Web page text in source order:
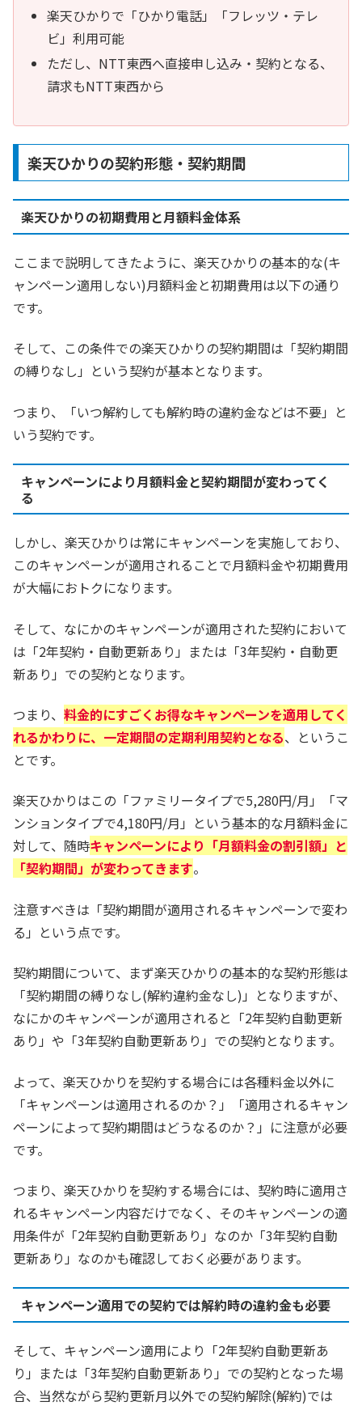
楽天ひかりで「ひかり電話」「フレッツ・テレ
ビ」利用可能
ただし、NTT東西へ直接申し込み・契約となる、
請求もNTT東西から
楽天ひかりの契約形態・契約期間
楽天ひかりの初期費用と月額料金体系
ここまで説明してきたように、楽天ひかりの基本的な(キ
ャンペーン適用しない)月額料金と初期費用は以下の通り
です。
そして、この条件での楽天ひかりの契約期間は「契約期間
の縛りなし」という契約が基本となります。
つまり、「いつ解約しても解約時の違約金などは不要」と
いう契約です。
キャンペーンにより月額料金と契約期間が変わってく
る
しかし、楽天ひかりは常にキャンペーンを実施しており、
このキャンペーンが適用されることで月額料金や初期費用
が大幅におトクになります。
そして、なにかのキャンペーンが適用された契約において
は「2年契約・自動更新あり」または「3年契約・自動更
新あり」での契約となります。
つまり、 料金的にすごくお得なキャンペーンを適用してく
れるかわりに、一定期間の定期利用契約となる、というこ
とです。
楽天ひかりはこの「ファミリータイプで5,280円/月」「マ
ンションタイプで4,180円/月」という基本的な月額料金に
対して、随時キャンペーンにより「月額料金の割引額」と
「契約期間」が変わってきます。
注意すべきは「契約期間が適用されるキャンペーンで変わ
る」という点です。
契約期間について、まず楽天ひかりの基本的な契約形態は
「契約期間の縛りなし(解約違約金なし)」となりますが、
なにかのキャンペーンが適用されると「2年契約自動更新
あり」や「3年契約自動更新あり」での契約となります。
よって、楽天ひかりを契約する場合には各種料金以外に
「キャンペーンは適用されるのか？」「適用されるキャン
ペーンによって契約期間はどうなるのか？」に注意が必要
です。
つまり、楽天ひかりを契約する場合には、契約時に適用さ
れるキャンペーン内容だけでなく、そのキャンペーンの適
用条件が「2年契約自動更新あり」なのか「3年契約自動
更新あり」なのかも確認しておく必要があります。
キャンペーン適用での契約では解約時の違約金も必要
そして、キャンペーン適用により「2年契約自動更新あ
り」または「3年契約自動更新あり」での契約となった場
合、当然ながら契約更新月以外での契約解除(解約)では